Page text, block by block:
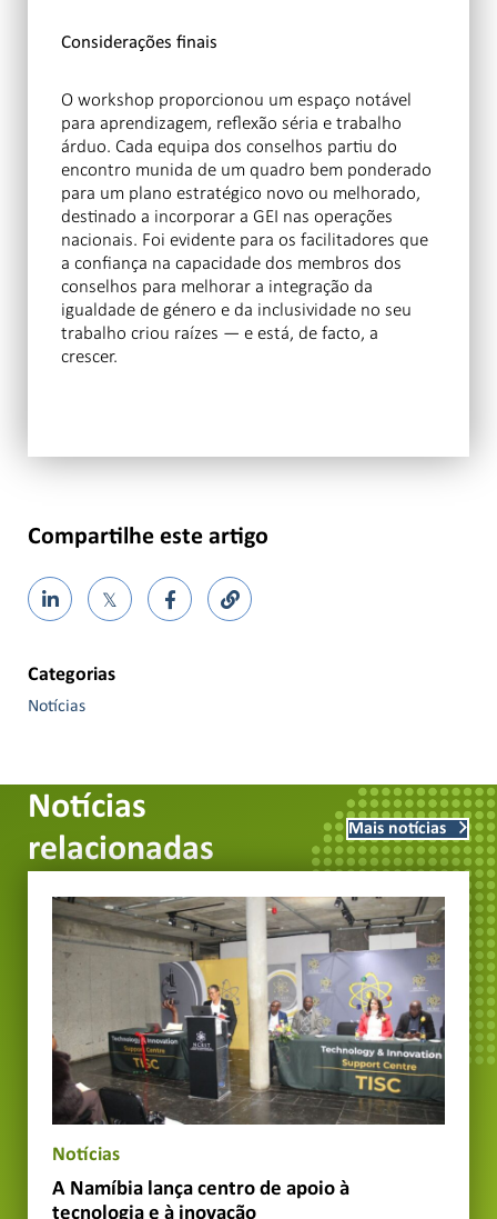
Considerações finais
O workshop proporcionou um espaço notável
para aprendizagem, reflexão séria e trabalho
árduo. Cada equipa dos conselhos partiu do
encontro munida de um quadro bem ponderado
para um plano estratégico novo ou melhorado,
destinado a incorporar a GEI nas operações
nacionais. Foi evidente para os facilitadores que
a confiança na capacidade dos membros dos
conselhos para melhorar a integração da
igualdade de género e da inclusividade no seu
trabalho criou raízes — e está, de facto, a
crescer.
Compartilhe este artigo
𝕏
Categorias
Notícias
Notícias
relacionadas
Mais notícias
Notícias
A Namíbia lança centro de apoio à
tecnologia e à inovação